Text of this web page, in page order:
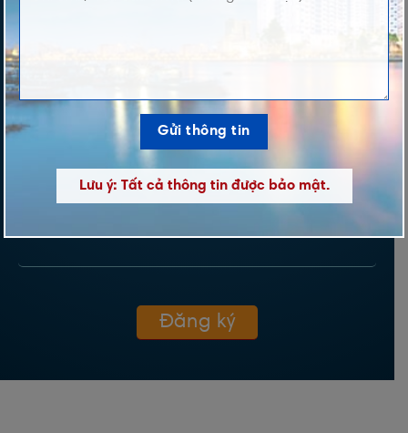
ĐIỆN THOẠI *
DỰ ÁN QUAN TÂM
Lưu ý: Tất cả thông tin được bảo mật.